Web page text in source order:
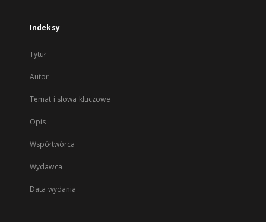
Indeksy
Tytuł
Autor
Temat i słowa kluczowe
Opis
Współtwórca
Wydawca
Data wydania